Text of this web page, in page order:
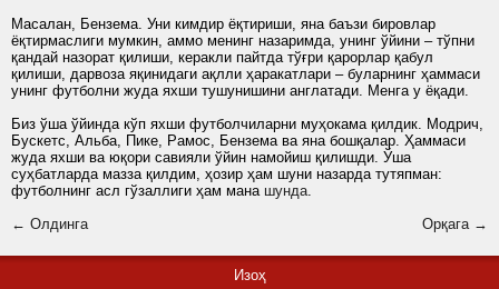
Масалан, Бензема. Уни кимдир ёқтириши, яна баъзи бировлар
ёқтирмаслиги мумкин, аммо менинг назаримда, унинг ўйини – тўпни
қандай назорат қилиши, керакли пайтда тўғри қарорлар қабул
қилиши, дарвоза яқинидаги ақлли ҳаракатлари – буларнинг ҳаммаси
унинг футболни жуда яхши тушунишини англатади. Менга у ёқади.
Биз ўша ўйинда кўп яхши футболчиларни муҳокама қилдик. Модрич,
Бускетс, Альба, Пике, Рамос, Бензема ва яна бошқалар. Ҳаммаси
жуда яхши ва юқори савияли ўйин намойиш қилишди. Ўша
суҳбатларда мазза қилдим, ҳозир ҳам шуни назарда тутяпман:
футболнинг асл гўзаллиги ҳам мана шунда.
← Олдинга
Орқага →
Изоҳ